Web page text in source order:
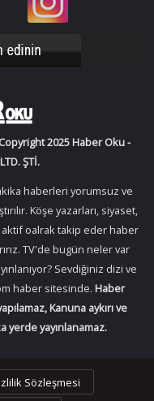
Haber
Instagram
2025 Haber Oku -
ŞTİ.
haberleri yorumsuz ve
Köşe yazarları, siyaset,
aktif oalrak takip eder haber
TV'de bugün neler var
Sevdiğiniz dizi ve
haber sitesinde. Haber
Kanuna aykırı ve
yerde yayınlanamaz.
Sözleşmesi